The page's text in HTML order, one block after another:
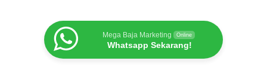
Mega Baja Marketing Online
Whatsapp Sekarang!